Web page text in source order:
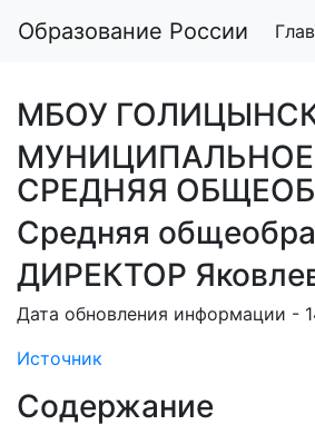
Образование России
МБОУ
СРЕДНЯЯ
Средняя
ДИРЕКТОР
Дата обновления информации -
Источник
Содержание